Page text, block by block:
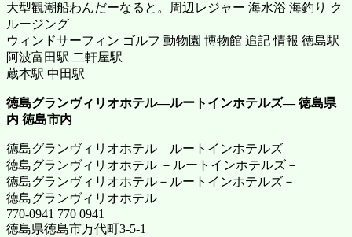
大型観潮船わんだーなると。周辺レジャー 海水浴 海釣り ク
ルージング
ウィンドサーフィン ゴルフ 動物園 博物館 追記 情報 徳島駅
阿波富田駅 二軒屋駅
蔵本駅 中田駅
徳島グランヴィリオホテル―ルートインホテルズ―徳島県
内 徳島市内
徳島グランヴィリオホテル―ルートインホテルズ―
徳島グランヴィリオホテル －ルートインホテルズ－
徳島グランヴィリオホテル－ルートインホテルズ－
徳島グランヴィリオホテル
770-0941 770 0941
徳島県徳島市万代町3-5-1